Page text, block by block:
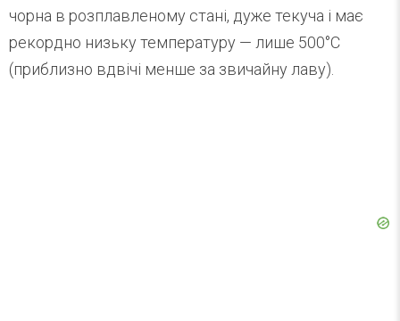
чорна в розплавленому стані, дуже текуча і має
рекордно низьку температуру — лише 500°C
(приблизно вдвічі менше за звичайну лаву).